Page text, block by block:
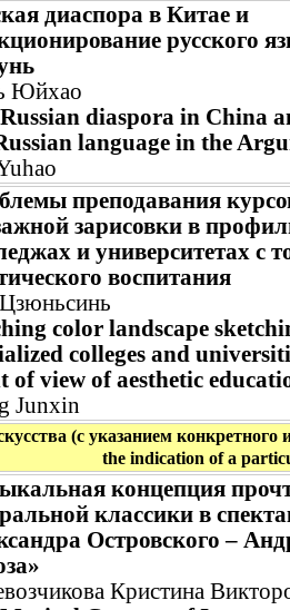
диаспора в Китае и
русского
Юйхао
diaspora in China
language in the
преподавания
зарисовки в
и университетах с
воспитания
color landscape
colleges and
of view of aesthetic
Junxin
(с указанием конкретного
the indication of a
концепция
классики в
Островского –
Кристина